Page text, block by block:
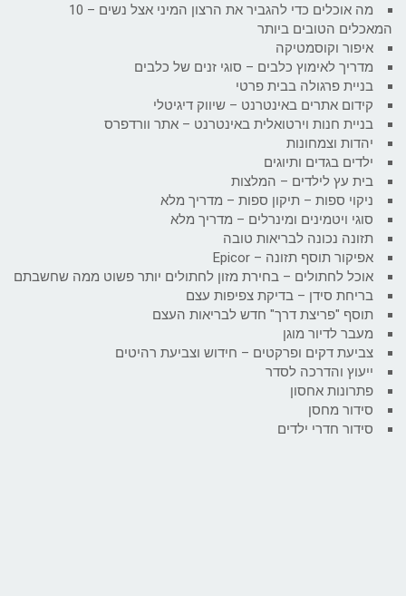
מה אוכלים כדי להגביר את הרצון המיני אצל נשים – 10
המאכלים הטובים ביותר
איפור וקוסמטיקה
מדריך לאימוץ כלבים – סוגי זנים של כלבים
בניית פרגולה בבית פרטי
קידום אתרים באינטרנט – שיווק דיגיטלי
בניית חנות וירטואלית באינטרנט – אתר וורדפרס
יהדות וצמחונות
ילדים בגדים ותיוגים
בית עץ לילדים – המלצות
ניקוי ספות – תיקון ספות – מדריך מלא
סוגי ויטמינים ומינרלים – מדריך מלא
תזונה נכונה לבריאות טובה
אפיקור תוסף תזונה – Epicor
אוכל לחתולים – בחירת מזון לחתולים יותר פשוט ממה שחשבתם
בריחת סידן – בדיקת צפיפות עצם
תוסף "פריצת דרך" חדש לבריאות העצם
מעבר לדיור מוגן
צביעת דקים ופרקטים – חידוש וצביעת רהיטים
ייעוץ והדרכה לסדר
פתרונות אחסון
סידור מחסן
סידור חדרי ילדים